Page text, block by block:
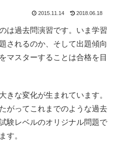
2015.11.14 2018.06.18
は過去問演習です。いま学習
されるのか、そして出題傾向
マスターすることは合格を目
きな変化が生まれています。
がってこれまでのような過去
験レベルのオリジナル問題で
す。